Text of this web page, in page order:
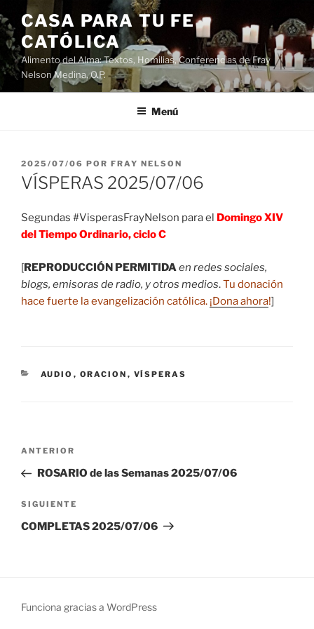
Saltar
al
contenido
CASA PARA TU FE
CATÓLICA
Alimento del Alma: Textos, Homilias, Conferencias de Fray
Nelson Medina, O.P.
Menú
PUBLICADO
EL
2025/07/06 POR FRAY NELSON
VÍSPERAS 2025/07/06
Segundas #VisperasFrayNelson para el Domingo XIV
del Tiempo Ordinario, ciclo C
[REPRODUCCIÓN PERMITIDAen redes sociales,
blogs, emisoras de radio, y otros medios.Tu donación
hace fuerte la evangelización católica. ¡Dona ahora!]
CATEGORÍAS
AUDIO , ORACION , VÍSPERAS
Navegación
entradas
Entrada
anterior:
ANTERIOR
ROSARIO de las Semanas 2025/07/06
Siguiente
entrada
SIGUIENTE
COMPLETAS 2025/07/06
Funciona gracias a WordPress